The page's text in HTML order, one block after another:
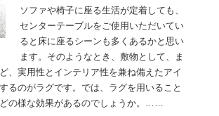
ソファや椅子に座る生活が定着しても、
センターテーブルをご使用いただいてい
ると床に座るシーンも多くあるかと思い
ます。そのようなとき、敷物として、ま
、実用性とインテリア性を兼ね備えたアイ
るのがラグです。では、ラグを用いること
の様な効果があるのでしょうか。……